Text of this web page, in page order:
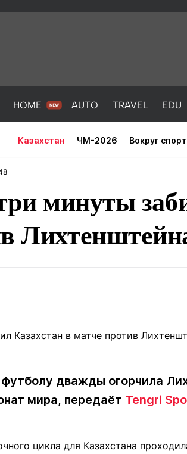
HOME AUTO TRAVEL EDU
Казахстан ЧМ-2026 Вокруг
HOME
Контакты редакции Вакансии Реклама
минуты
футболу дважды огорчила
мира, передаёт Tengri
цикла для Казахстана